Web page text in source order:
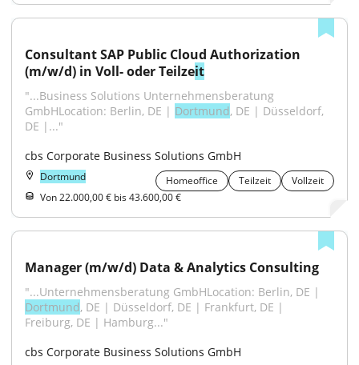
Consultant SAP Public Cloud Authorization
(m/w/d) in Voll- oder Teilzeit
"...Business Solutions Unternehmensberatung
GmbHLocation: Berlin, DE | Dortmund, DE | Düsseldorf,
DE |..."
cbs Corporate Business Solutions GmbH
Dortmund Homeoffice Teilzeit
Vollzeit
Von 22.000,00 € bis 43.600,00 €
Manager (m/w/d) Data & Analytics Consulting
Dortmund, DE | Düsseldorf, DE | Frankfurt, DE |
Freiburg, DE | Hamburg..."
cbs Corporate Business Solutions GmbH